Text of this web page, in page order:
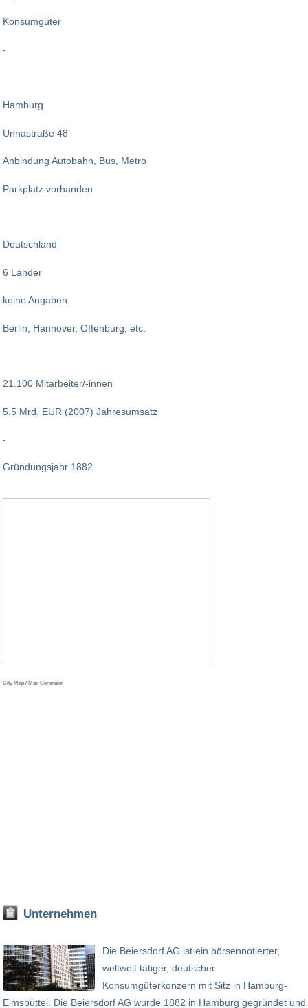
Konsumgüter
-
Hamburg
Unnastraße 48
Anbindung Autobahn, Bus, Metro
Parkplatz vorhanden
Deutschland
6 Länder
keine Angaben
Berlin, Hannover, Offenburg, etc.
21.100 Mitarbeiter/-innen
5,5 Mrd. EUR (2007) Jahresumsatz
-
Gründungsjahr 1882
City Map / Map Generator
Unternehmen
Die Beiersdorf AG ist ein börsennotierter,
weltweit tätiger, deutscher
Konsumgüterkonzern mit Sitz in Hamburg-
Eimsbüttel. Die Beiersdorf AG wurde 1882 in Hamburg gegründet und